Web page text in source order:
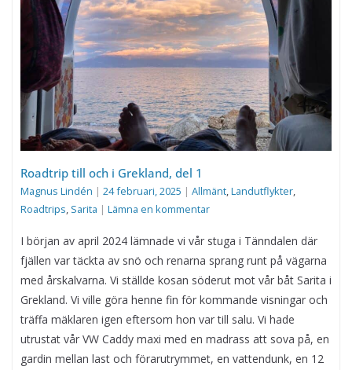
Roadtrip till och i Grekland, del 1
Magnus Lindén | 24 februari, 2025 | Allmänt,Landutflykter,
Roadtrips, Sarita | Lämna en kommentar
I början av april 2024 lämnade vi vår stuga i Tänndalen där
fjällen var täckta av snö och renarna sprang runt på vägarna
med årskalvarna. Vi ställde kosan söderut mot vår båt Sarita i
Grekland. Vi ville göra henne fin för kommande visningar och
träffa mäklaren igen eftersom hon var till salu. Vi hade
utrustat vår VW Caddy maxi med en madrass att sova på, en
gardin mellan last och förarutrymmet, en vattendunk, en 12